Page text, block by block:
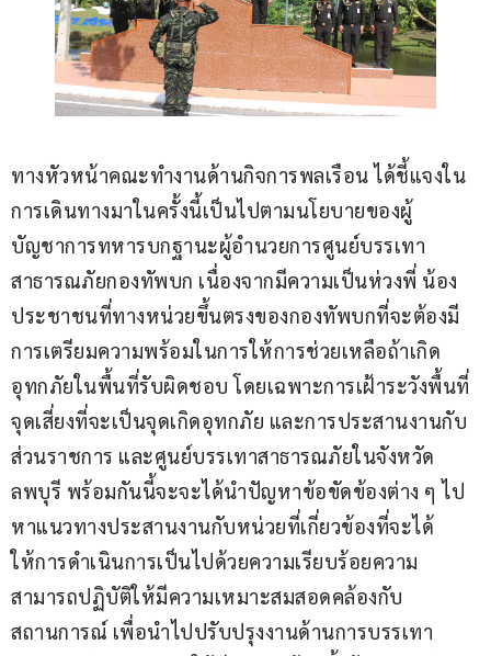
ทางหัวหน้าคณะทำงานด้านกิจการพลเรือน ได้ชี้แจงใน
การเดินทางมาในครั้งนี้เป็นไปตามนโยบายของผู้
บัญชาการทหารบกฐานะผู้อำนวยการศูนย์บรรเทา
สาธารณภัยกองทัพบก เนื่องจากมีความเป็นห่วงพี่ น้อง
ประชาชนที่ทางหน่วยขึ้นตรงของกองทัพบกที่จะต้องมี
การเตรียมความพร้อมในการให้การช่วยเหลือถ้าเกิด
อุทกภัยในพื้นที่รับผิดชอบ โดยเฉพาะการเฝ้าระวังพื้นที่
จุดเสี่ยงที่จะเป็นจุดเกิดอุทกภัย และการประสานงานกับ
ส่วนราชการ และศูนย์บรรเทาสาธารณภัยในจังหวัด
ลพบุรี พร้อมกันนี้จะจะได้นำปัญหาข้อขัดข้องต่าง ๆ ไป
หาแนวทางประสานงานกับหน่วยที่เกี่ยวข้องที่จะได้
ให้การดำเนินการเป็นไปด้วยความเรียบร้อยความ
สามารถปฏิบัติให้มีความเหมาะสมสอดคล้องกับ
สถานการณ์ เพื่อนำไปปรับปรุงงานด้านการบรรเทา